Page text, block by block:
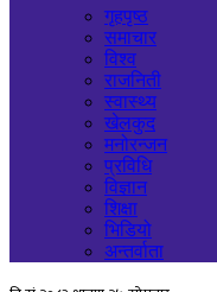
गृहपृष्ठ
समाचार
विश्व
राजनिती
स्वास्थ्य
खेलकुद
मनोरन्जन
प्रविधि
विज्ञान
शिक्षा
भिडियो
अन्तर्वाता